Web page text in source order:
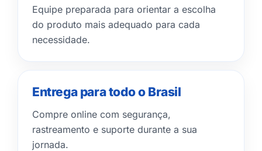
Equipe preparada para orientar a escolha
do produto mais adequado para cada
necessidade.
Entrega para todo o Brasil
Compre online com segurança,
rastreamento e suporte durante a sua
jornada.